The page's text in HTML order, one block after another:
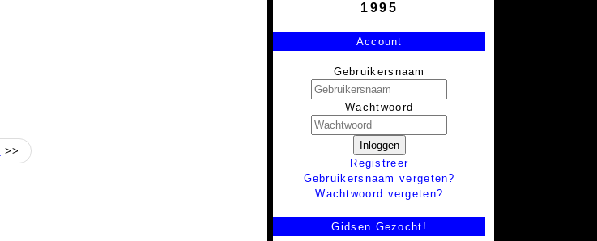
>>
1995
Account
Gebruikersnaam
Wachtwoord
Inloggen
Registreer
Gebruikersnaam vergeten?
Wachtwoord vergeten?
Gidsen Gezocht!